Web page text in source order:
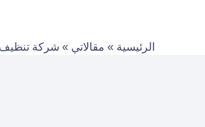
الرئيسية » مقالاتي » شركة تنظيف